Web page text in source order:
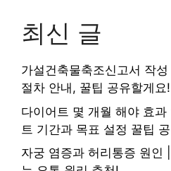
최신 글
가설건축물축조신고서 작
절차 안내, 꿀팁 공유할게요!
다이어트 몇 개월 해야 효
트 기간과 목표 설정 꿀팁
자궁 염증과 허리통증 원인